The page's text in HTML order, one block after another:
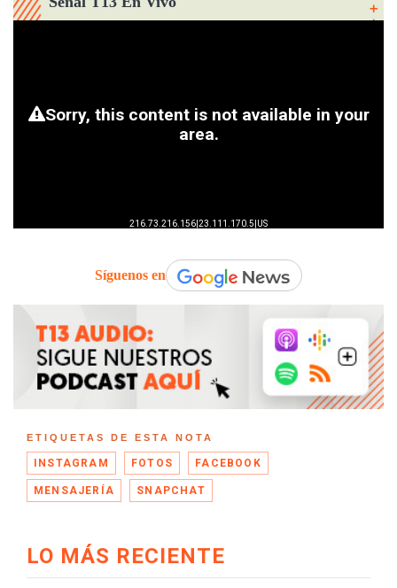
Síguenos en
ETIQUETAS DE ESTA NOTA
INSTAGRAM FOTOS FACEBOOK
MENSAJERÍA SNAPCHAT
LO MÁS RECIENTE